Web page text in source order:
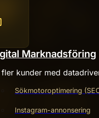
Marknadsföring
fler kunder med
Sökmotoroptimering
Instagram-annonsering